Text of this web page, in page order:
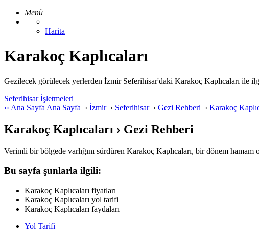
Menü
Harita
Karakoç Kaplıcaları
Gezilecek görülecek yerlerden İzmir Seferihisar'daki Karakoç Kaplıcaları ile
Seferihisar İşletmeleri
‹‹ Ana Sayfa Ana Sayfa › İzmir › Seferihisar › Gezi Rehberi › Karakoç
Karakoç Kaplıcaları › Gezi Rehberi
Verimli bir bölgede varlığını sürdüren Karakoç Kaplıcaları, bir dönem
Bu sayfa şunlarla ilgili:
Karakoç Kaplıcaları fiyatları
Karakoç Kaplıcaları yol tarifi
Karakoç Kaplıcaları faydaları
Yol Tarifi